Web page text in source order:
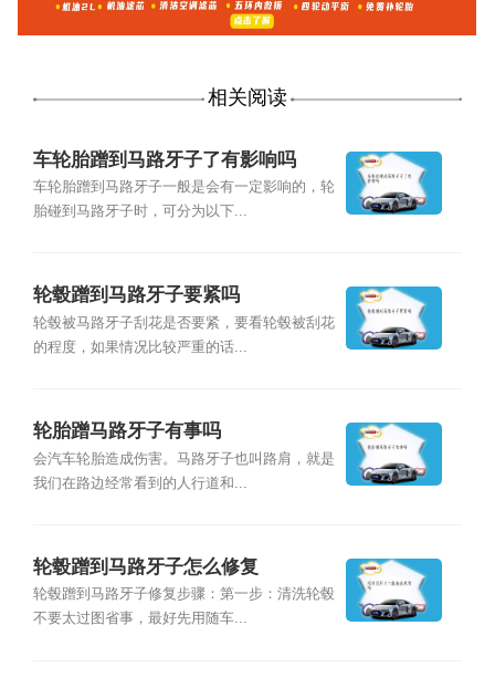
相关阅读
车轮胎蹭到马路牙子了有影响吗
车轮胎蹭到马路牙子一般是会有一定影响的，轮
胎碰到马路牙子时，可分为以下...
轮毂蹭到马路牙子要紧吗
轮毂被马路牙子刮花是否要紧，要看轮毂被刮花
的程度，如果情况比较严重的话...
轮胎蹭马路牙子有事吗
会汽车轮胎造成伤害。马路牙子也叫路肩，就是
我们在路边经常看到的人行道和...
轮毂蹭到马路牙子怎么修复
轮毂蹭到马路牙子修复步骤：第一步：清洗轮毂
不要太过图省事，最好先用随车...